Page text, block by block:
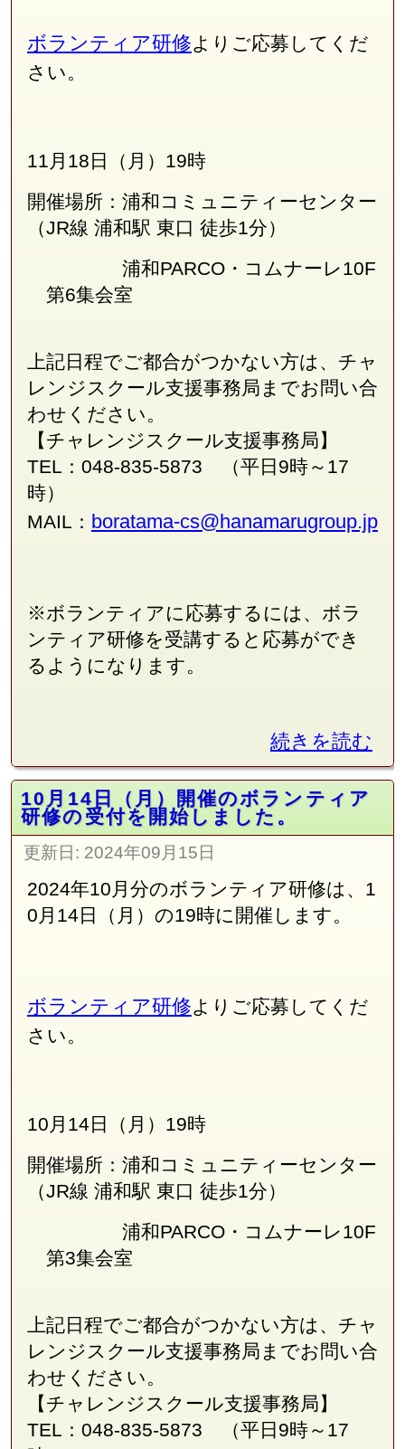
ボランティア研修よりご応募してくだ
さい。
11月18日（月）19時
開催場所：浦和コミュニティーセンター
（JR線 浦和駅 東口 徒歩1分）
浦和PARCO・コムナーレ10F
第6集会室
上記日程でご都合がつかない方は、チャ
レンジスクール支援事務局 までお問い合
わせください。
【チャレンジスクール支援事務局】
TEL：048-835-5873 （平日9時～17
時）
MAIL： boratama-cs@hanamarugroup.jp
※ボランティアに応募するには、ボラ
ンティア研修を受講すると応募ができ
るようになります。
続きを読む
10月14日（月）開催のボランティア
研修の受付を開始しました。
更新日: 2024年09月15日
2024年10月分のボランティア研修は、1
0月14日（月）の19時に開催します。
ボランティア研修よりご応募してくだ
さい。
10月14日（月）19時
開催場所：浦和コミュニティーセンター
（JR線 浦和駅 東口 徒歩1分）
浦和PARCO・コムナーレ10F
第3集会室
上記日程でご都合がつかない方は、チャ
レンジスクール支援事務局 までお問い合
わせください。
【チャレンジスクール支援事務局】
TEL：048-835-5873 （平日9時～17